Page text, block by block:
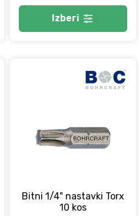
Izberi
Bitni 1/4" nastavki Torx
10 kos